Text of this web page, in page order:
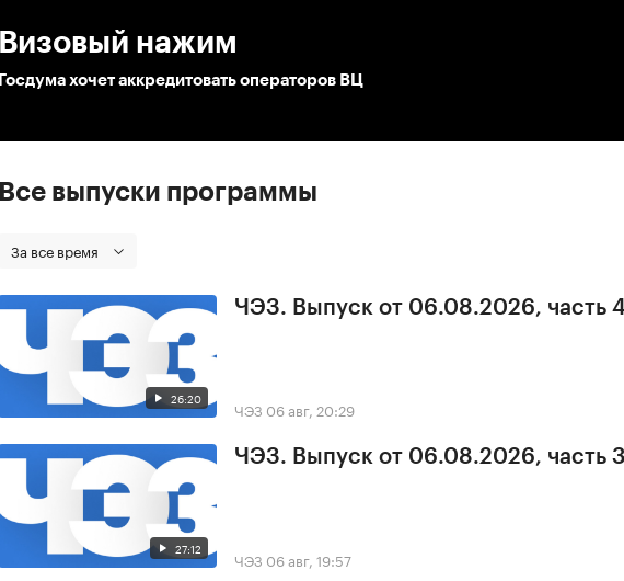
Визовый нажим
Госдума хочет аккредитовать операторов ВЦ
Все выпуски программы
За все время
26:20
ЧЭЗ. Выпуск от 06.08.2026, часть
ЧЭЗ 06 авг, 20:29
27:12
ЧЭЗ. Выпуск от 06.08.2026, часть
ЧЭЗ 06 авг, 19:57